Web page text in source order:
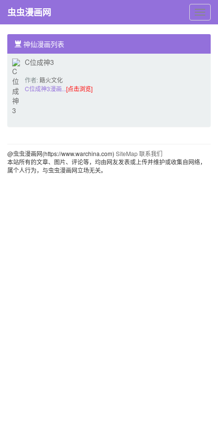
虫
虫
漫
网
虫虫漫画网
神仙漫画列表
C位成神3
作者:籍火文化
C位成神3漫画...[点击浏览]
@虫虫漫画网(https://www.warchina.com) SiteMap联系我们
本站所有的文章、图片、评论等，均由网友发表或上传并维护或收集自网络，
属个人行为，与虫虫漫画网立场无关。